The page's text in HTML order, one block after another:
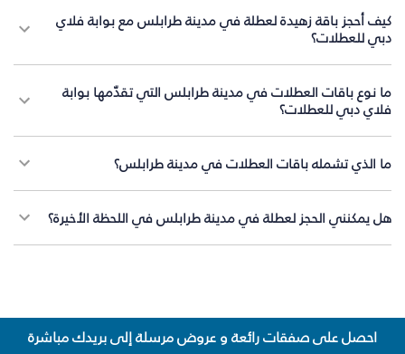
كيف أحجز باقة زهيدة لعطلة في مدينة طرابلس مع بوابة فلاي
دبي للعطلات؟
ما نوع باقات العطلات في مدينة طرابلس التي تقدّمها بوابة
فلاي دبي للعطلات؟
ما الذي تشمله باقات العطلات في مدينة طرابلس؟
هل يمكنني الحجز لعطلة في مدينة طرابلس في اللحظة الأخيرة؟
احصل على صفقات رائعة و عروض مرسلة إلى بريدك مباشرة